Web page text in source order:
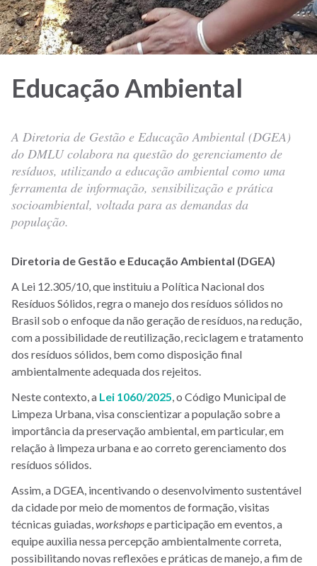
Educação Ambiental
A Diretoria de Gestão e Educação Ambiental (DGEA)
do DMLU colabora na questão do gerenciamento de
resíduos, utilizando a educação ambiental como uma
ferramenta de informação, sensibilização e prática
socioambiental, voltada para as demandas da
população.
Diretoria de Gestão e Educação Ambiental (DGEA)
A Lei 12.305/10, que instituiu a Política Nacional dos
Resíduos Sólidos, regra o manejo dos resíduos sólidos no
Brasil sob o enfoque da não geração de resíduos, na redução,
com a possibilidade de reutilização, reciclagem e tratamento
dos resíduos sólidos, bem como disposição final
ambientalmente adequada dos rejeitos.
Neste contexto, a Lei 1060/2025, o Código Municipal de
Limpeza Urbana, visa conscientizar a população sobre a
importância da preservação ambiental, em particular, em
relação à limpeza urbana e ao correto gerenciamento dos
resíduos sólidos.
Assim, a DGEA, incentivando o desenvolvimento sustentável
da cidade por meio de momentos de formação, visitas
técnicas guiadas,workshopse participação em eventos, a
equipe auxilia nessa percepção ambientalmente correta,
possibilitando novas reflexões e práticas de manejo, a fim de